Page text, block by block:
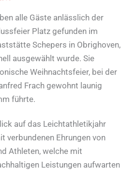
alle Gäste anlässlich der
Platz gefunden im
Schepers in Obrighoven,
ausgewählt wurde. Sie
Weihnachtsfeier, bei der
Frach gewohnt launig
führte.
auf das Leichtathletikjahr
verbundenen Ehrungen von
Athleten, welche mit
Leistungen aufwarten